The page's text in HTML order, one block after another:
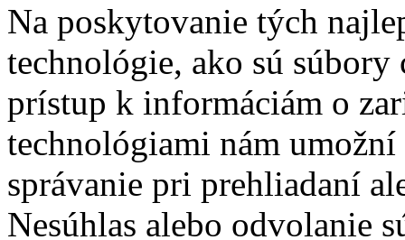
Na poskytovanie tých
technológie, ako sú súbory
prístup k informáciám o
technológiami nám
správanie pri prehliadaní
Nesúhlas alebo odvolanie